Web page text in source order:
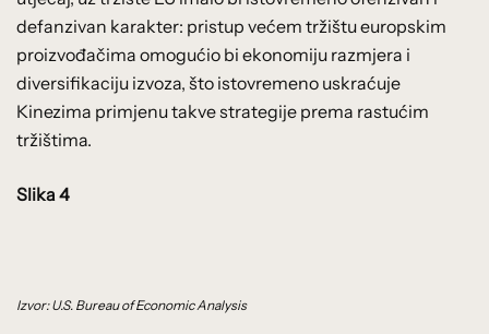
defanzivan karakter: pristup većem tržištu europskim
proizvođačima omogućio bi ekonomiju razmjera i
diversifikaciju izvoza, što istovremeno uskraćuje
Kinezima primjenu takve strategije prema rastućim
tržištima.
Slika 4
Izvor: U.S. Bureau of Economic Analysis